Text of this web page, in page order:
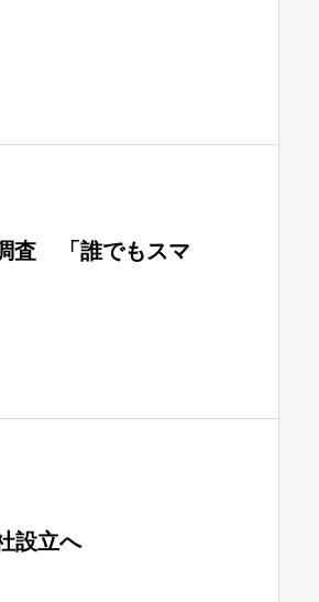
査 「誰でもスマ
設立へ